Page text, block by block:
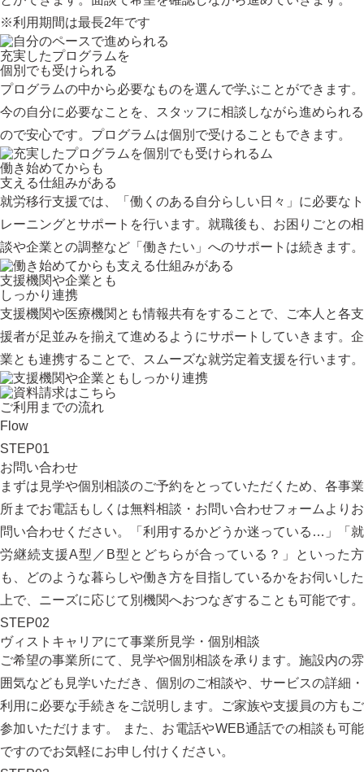
※利用期間は最長2年です
充実したプログラムを
個別でも受けられる
プログラムの中から必要なものを選んで学ぶことができます。
今の自分に必要なことを、スタッフに相談しながら進められる
ので安心です。プログラムは個別で受けることもできます。
働き始めてからも
支える仕組みがある
就労移行支援では、「働くのある自分らしい日々」に必要なト
レーニングとサポートを行います。就職後も、お困りごとの相
談や企業との調整など「働きたい」へのサポートは続きます。
支援機関や企業とも
しっかり連携
支援機関や医療機関とも情報共有をすることで、ご本人と各支
援者が足並みを揃えて進めるようにサポートしていきます。企
業とも連携することで、スムーズな就労定着支援を行います。
ご利用までの流れ
Flow
STEP01
お問い合わせ
まずは見学や個別相談のご予約をとっていただくため、 各事業
所までお電話もしくは無料相談・お問い合わせフォーム よりお
問い合わせください。「利用するかどうか迷っている…」「就
労継続支援A型／B型とどちらが合っている？」といった方
も、どのような暮らしや働き方を目指しているかをお伺いした
上で、ニーズに応じて別機関へおつなぎすることも可能です。
STEP02
ヴィストキャリアにて事業所見学・個別相談
ご希望の事業所にて、見学や個別相談を承ります。施設内の雰
囲気なども見学いただき、個別のご相談や、サービスの詳細・
利用に必要な手続きをご説明します。ご家族や支援員の方もご
参加いただけます。 また、お電話やWEB通話での相談も可能
ですのでお気軽にお申し付けください。